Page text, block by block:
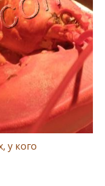
у кого